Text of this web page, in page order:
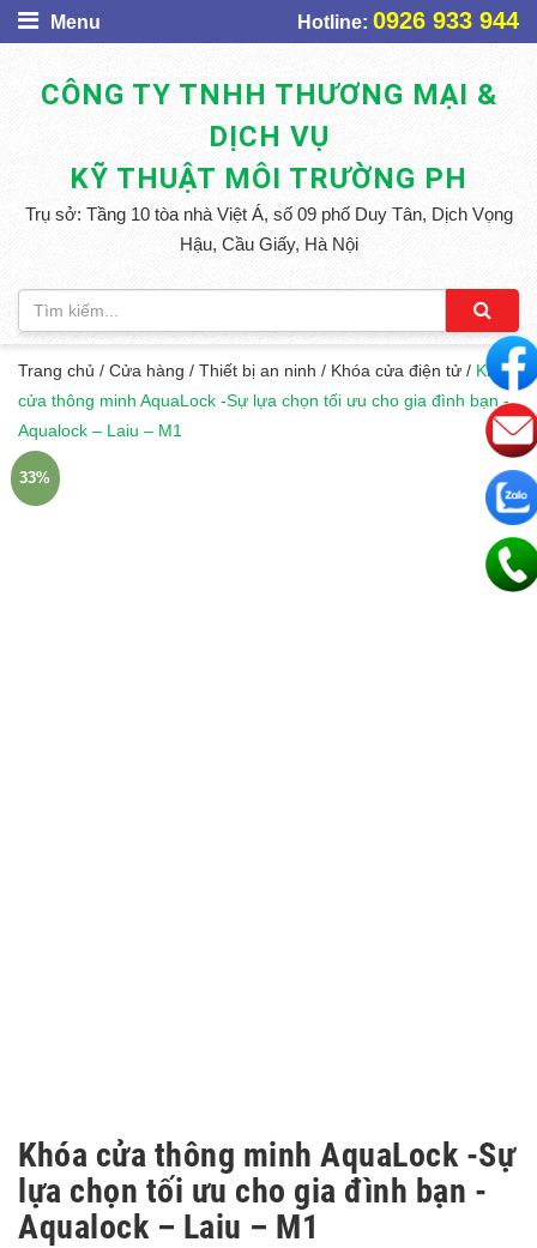
Menu Hotline: 0926 933 944
CÔNG TY TNHH THƯƠNG MẠI &
DỊCH VỤ
KỸ THUẬT MÔI TRƯỜNG PH
Trụ sở: Tầng 10 tòa nhà Việt Á, số 09 phố Duy Tân, Dịch Vọng
Hậu, Cầu Giấy, Hà Nội
Trang chủ / Cửa hàng / Thiết bị an ninh / Khóa cửa điện tử / Khóa
cửa thông minh AquaLock -Sự lựa chọn tối ưu cho gia đình bạn -
Aqualock – Laiu – M1
33%
Khóa cửa thông minh AquaLock -Sự
lựa chọn tối ưu cho gia đình bạn -
Aqualock – Laiu – M1